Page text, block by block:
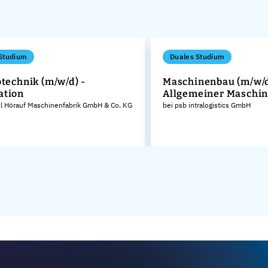
(m/w/d) -
Hörauf Maschinenfabrik GmbH & Co. KG
Duales Studium
Maschinenbau (m/w/
Allgemeiner
bei psb intralogistics GmbH